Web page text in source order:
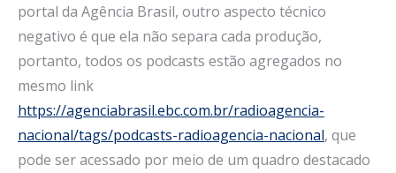
portal da Agência Brasil, outro aspecto técnico
negativo é que ela não separa cada produção,
portanto, todos os podcasts estão agregados no
mesmo link
https://agenciabrasil.ebc.com.br/radioagencia-
nacional/tags/podcasts-radioagencia-nacional, que
pode ser acessado por meio de um quadro destacado